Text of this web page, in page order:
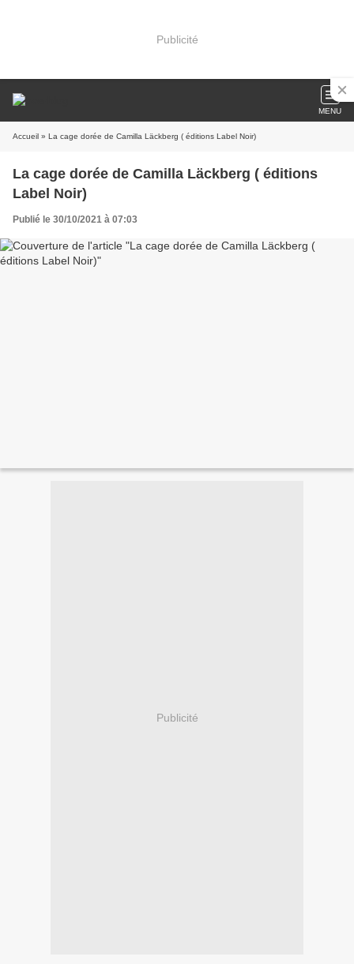
Publicité
MENU
Accueil » La cage dorée de Camilla Läckberg ( éditions Label Noir)
La cage dorée de Camilla Läckberg ( éditions
Label Noir)
Publié le 30/10/2021 à 07:03
Publicité